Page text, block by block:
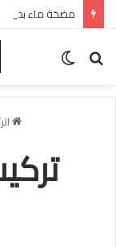
مضخة ماء بدون صوت
بحث